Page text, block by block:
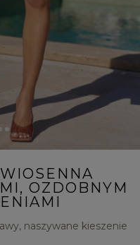
OZDOBNYM
naszywane kieszenie